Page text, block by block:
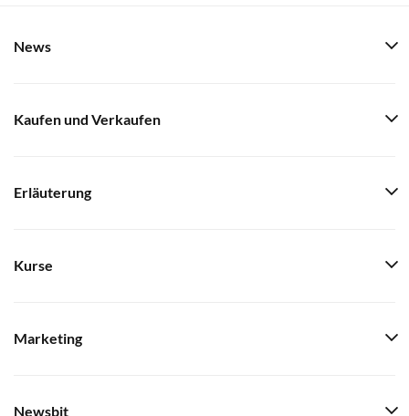
News
Kaufen und Verkaufen
Erläuterung
Kurse
Marketing
Newsbit